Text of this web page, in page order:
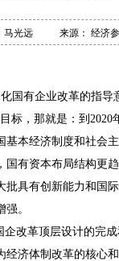
马光远 来源： 经济
有企业改革的指导
标，那就是：到2020
本经济制度和社会
有资本布局结构更
具有创新能力和国
。
改革顶层设计的完成
济体制改革的核心